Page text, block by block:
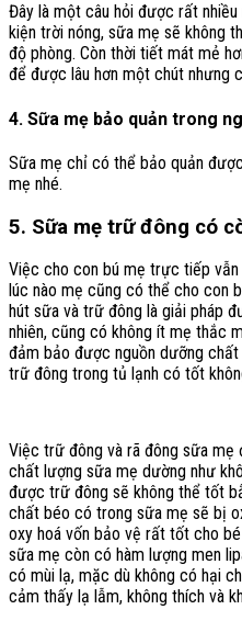
Đây là một câu hỏi được rất
kiện trời nóng, sữa mẹ sẽ không
độ phòng. Còn thời tiết mát mẻ
để được lâu hơn một chút nhưng
4. Sữa mẹ bảo quản trong
Sữa mẹ chỉ có thể bảo quản
mẹ nhé.
5. Sữa mẹ trữ đông có
Việc cho con bú mẹ trực tiếp vẫn
lúc nào mẹ cũng có thể cho con
hút sữa và trữ đông là giải pháp
nhiên, cũng có không ít mẹ thắc
đảm bảo được nguồn dưỡng
trữ đông trong tủ lạnh có tốt
Việc trữ đông và rã đông sữa mẹ
chất lượng sữa mẹ dường như
được trữ đông sẽ không thể tốt
chất béo có trong sữa mẹ sẽ bị
oxy hoá vốn bảo vệ rất tốt cho
sữa mẹ còn có hàm lượng men
có mùi lạ, mặc dù không có hại
cảm thấy lạ lẫm, không thích và